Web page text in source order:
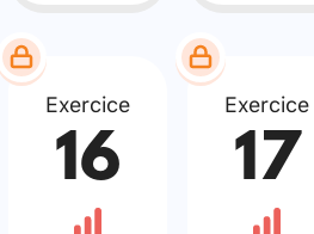
Exercice
16
Exercice
17